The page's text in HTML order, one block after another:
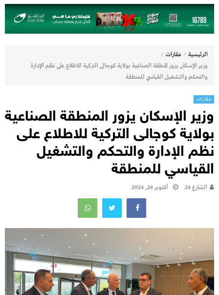
الرئيسية ⁄ عقارات ⁄
وزير الإسكان يزور المنطقة الصناعية بولاية كوجالى التركية للاطلاع على نظم الإدارة
والتحكم والتشغيل القياسي للمنطقة
عقارات
وزير الإسكان يزور المنطقة الصناعية
بولاية كوجالى التركية للاطلاع على
نظم الإدارة والتحكم والتشغيل
القياسي للمنطقة
الشارع 24 أكتوبر 24, 2024